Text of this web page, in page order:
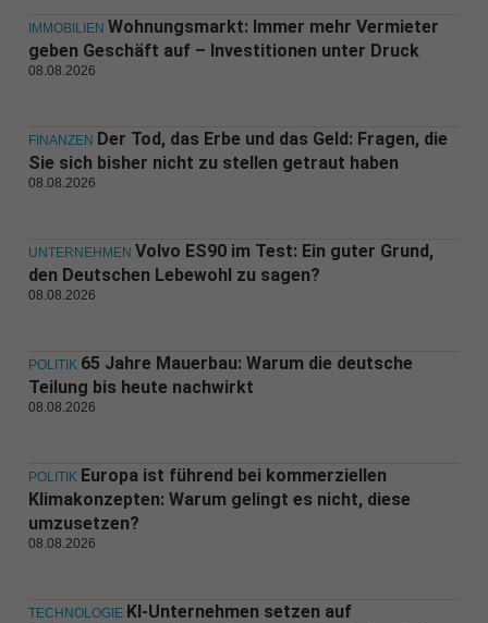
IMMOBILIEN Wohnungsmarkt: Immer mehr Vermieter
geben Geschäft auf – Investitionen unter Druck
08.08.2026
FINANZEN Der Tod, das Erbe und das Geld: Fragen, die
Sie sich bisher nicht zu stellen getraut haben
08.08.2026
UNTERNEHMEN Volvo ES90 im Test: Ein guter Grund,
den Deutschen Lebewohl zu sagen?
08.08.2026
POLITIK 65 Jahre Mauerbau: Warum die deutsche
Teilung bis heute nachwirkt
08.08.2026
POLITIK Europa ist führend bei kommerziellen
Klimakonzepten: Warum gelingt es nicht, diese
umzusetzen?
08.08.2026
TECHNOLOGIE KI-Unternehmen setzen auf